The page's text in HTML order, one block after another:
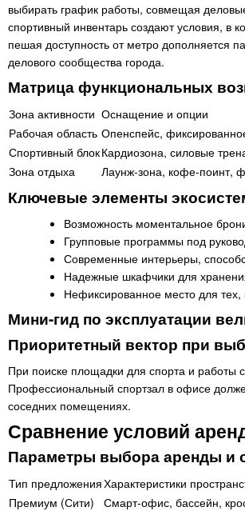
выбирать график работы, совмещая
спортивный инвентарь создают условия, в
пешая доступность от метро дополняется
делового сообщества города.
Матрица функциональных
Зона активности Оснащение и опции
Рабочая область Опенспейс,
Спортивный блокКардиозона, силовые
Зона отдыха
Лаунж-зона, кофе-поинт,
Ключевые элементы
Возможность моментальное
Групповые программы под
Современные интерьеры,
Надежные шкафчики для
Нефиксированное место для тех,
Мини-гид по эксплуатации
Приоритетный вектор при
При поиске площадки для спорта и работы
Профессиональный спортзал в офисе
соседних помещениях.
Сравнение условий
Параметры выбора аренды и
Тип предложенияХарактеристики
Премиум (Сити)
Смарт-офис, бассейн,